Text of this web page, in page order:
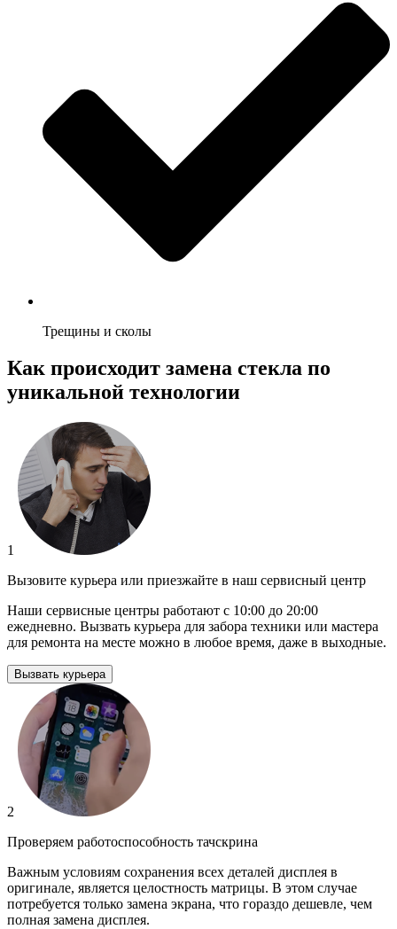
Трещины и сколы
Как происходит замена стекла по
уникальной технологии
1
Вызовите курьера или приезжайте в наш сервисный центр
Наши сервисные центры работают с 10:00 до 20:00
ежедневно. Вызвать курьера для забора техники или мастера
для ремонта на месте можно в любое время, даже в выходные.
Вызвать курьера
2
Проверяем работоспособность тачскрина
Важным условиям сохранения всех деталей дисплея в
оригинале, является целостность матрицы. В этом случае
потребуется только замена экрана, что гораздо дешевле, чем
полная замена дисплея.